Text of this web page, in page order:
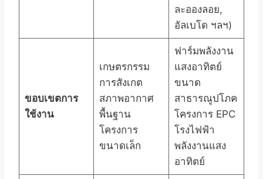
ละอองลอย,
อัลเบโด ฯลฯ)
ขอบเขตการ
ใช้งาน
เกษตรกรรม
การสังเกต
สภาพอากาศ
พื้นฐาน
โครงการ
ขนาดเล็ก
ฟาร์มพลังงาน
แสงอาทิตย์
ขนาด
สาธารณูปโภค
โครงการ EPC
โรงไฟฟ้า
พลังงานแสง
อาทิตย์